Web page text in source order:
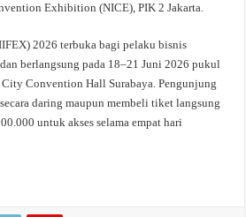
Exhibition (NICE), PIK 2 Jakarta.
2026 terbuka bagi pelaku bisnis
berlangsung pada 18–21 Juni 2026 pukul
Convention Hall Surabaya. Pengunjung
daring maupun membeli tiket langsung
untuk akses selama empat hari